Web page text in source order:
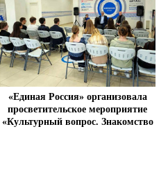
«Единая Россия» организовала
просветительское мероприятие
«Культурный вопрос. Знакомство